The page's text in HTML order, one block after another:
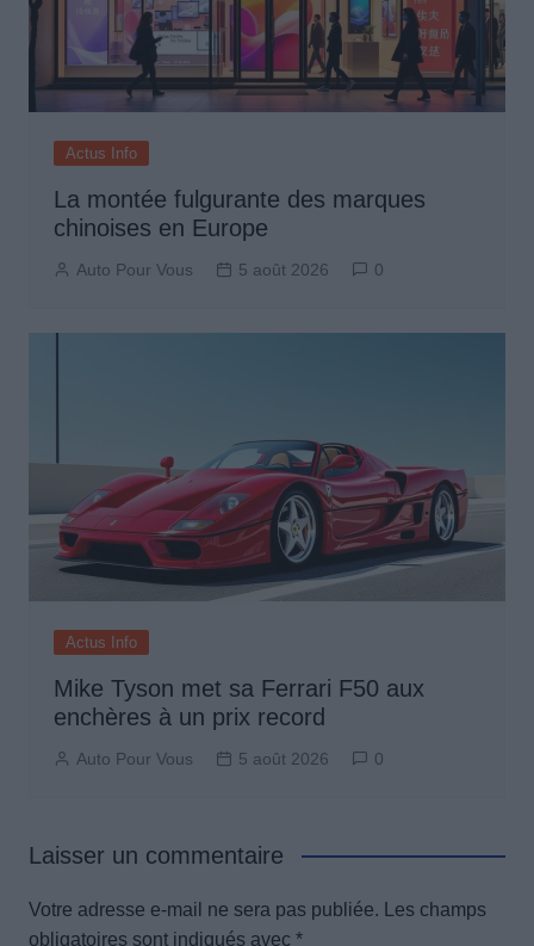
Actus Info
La montée fulgurante des marques
chinoises en Europe
Auto Pour Vous 5 août 2026 0
Actus Info
Mike Tyson met sa Ferrari F50 aux
enchères à un prix record
Auto Pour Vous 5 août 2026 0
Laisser un commentaire
Votre adresse e-mail ne sera pas publiée.
Les champs
obligatoires sont indiqués avec *